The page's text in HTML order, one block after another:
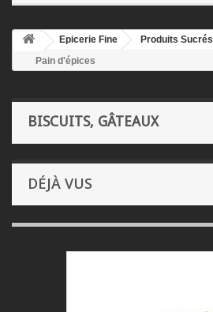
Epicerie Fine Produits Sucrés
Pain d'épices
BISCUITS, GÂTEAUX
DÉJÀ VUS